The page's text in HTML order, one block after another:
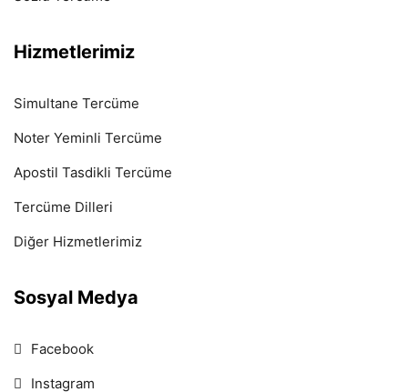
Hizmetlerimiz
Simultane Tercüme
Noter Yeminli Tercüme
Apostil Tasdikli Tercüme
Tercüme Dilleri
Diğer Hizmetlerimiz
Sosyal Medya
Facebook
Instagram